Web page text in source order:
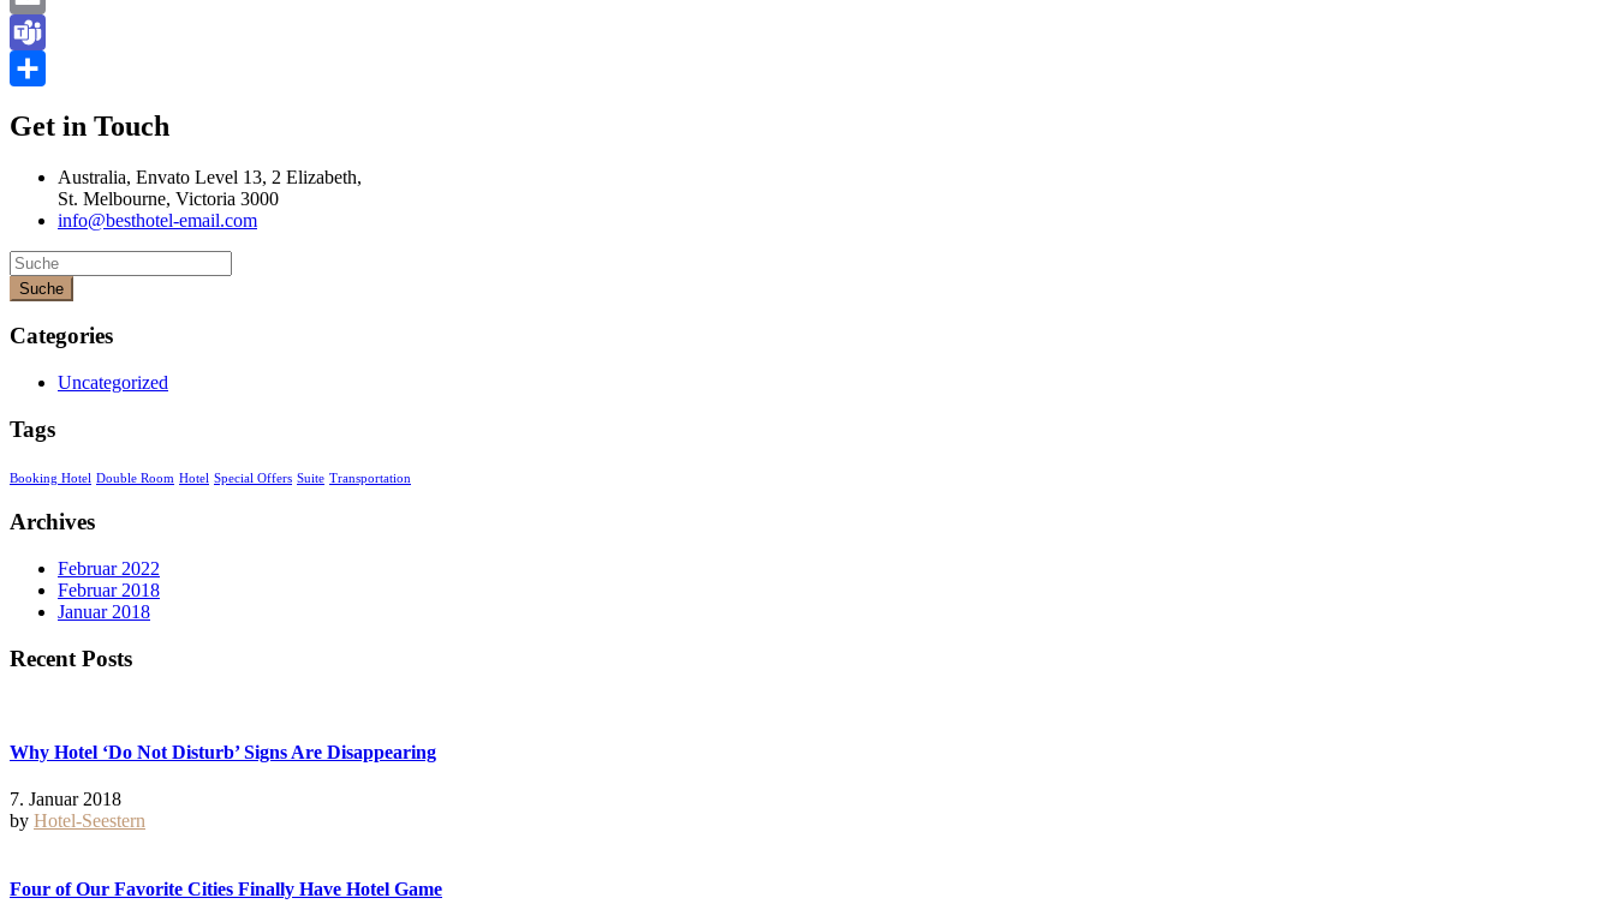
Email
Teams
Get in Touch
Australia, Envato Level 13, 2 Elizabeth,
St. Melbourne, Victoria 3000
info@besthotel-email.com
Suche
Categories
Uncategorized
Tags
Booking Hotel Double Room Hotel Special Offers Suite Transportation
Archives
Februar 2022
Februar 2018
Januar 2018
Recent Posts
Why Hotel ‘Do Not Disturb’ Signs Are Disappearing
7. Januar 2018
by Hotel-Seestern
Four of Our Favorite Cities Finally Have Hotel Game